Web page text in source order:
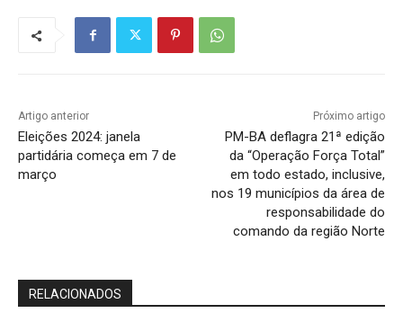
Artigo anterior
Eleições 2024: janela
partidária começa em 7 de
março
Próximo artigo
PM-BA deflagra 21ª edição
da “Operação Força Total”
em todo estado, inclusive,
nos 19 municípios da área de
responsabilidade do
comando da região Norte
RELACIONADOS